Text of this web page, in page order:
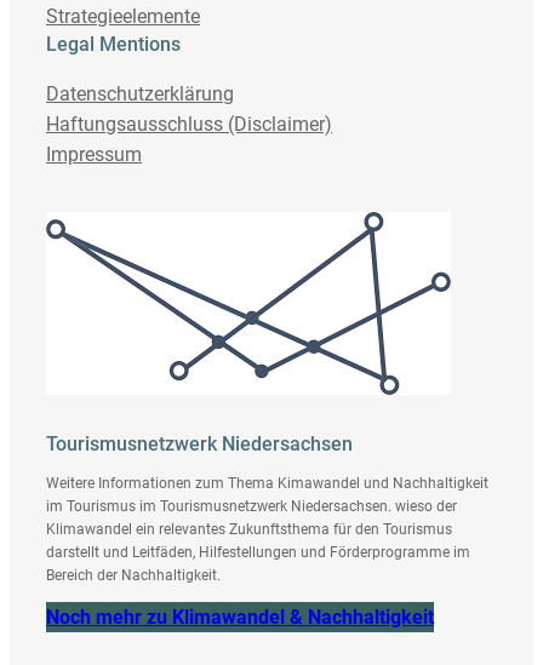
Strategieelemente
Legal Mentions
Datenschutzerklärung
Haftungsausschluss (Disclaimer)
Impressum
Tourismusnetzwerk Niedersachsen
Weitere Informationen zum Thema Kimawandel und Nachhaltigkeit
im Tourismus im Tourismusnetzwerk Niedersachsen. wieso der
Klimawandel ein relevantes Zukunftsthema für den Tourismus
darstellt und Leitfäden, Hilfestellungen und Förderprogramme im
Bereich der Nachhaltigkeit.
Noch mehr zu Klimawandel & Nachhaltigkeit